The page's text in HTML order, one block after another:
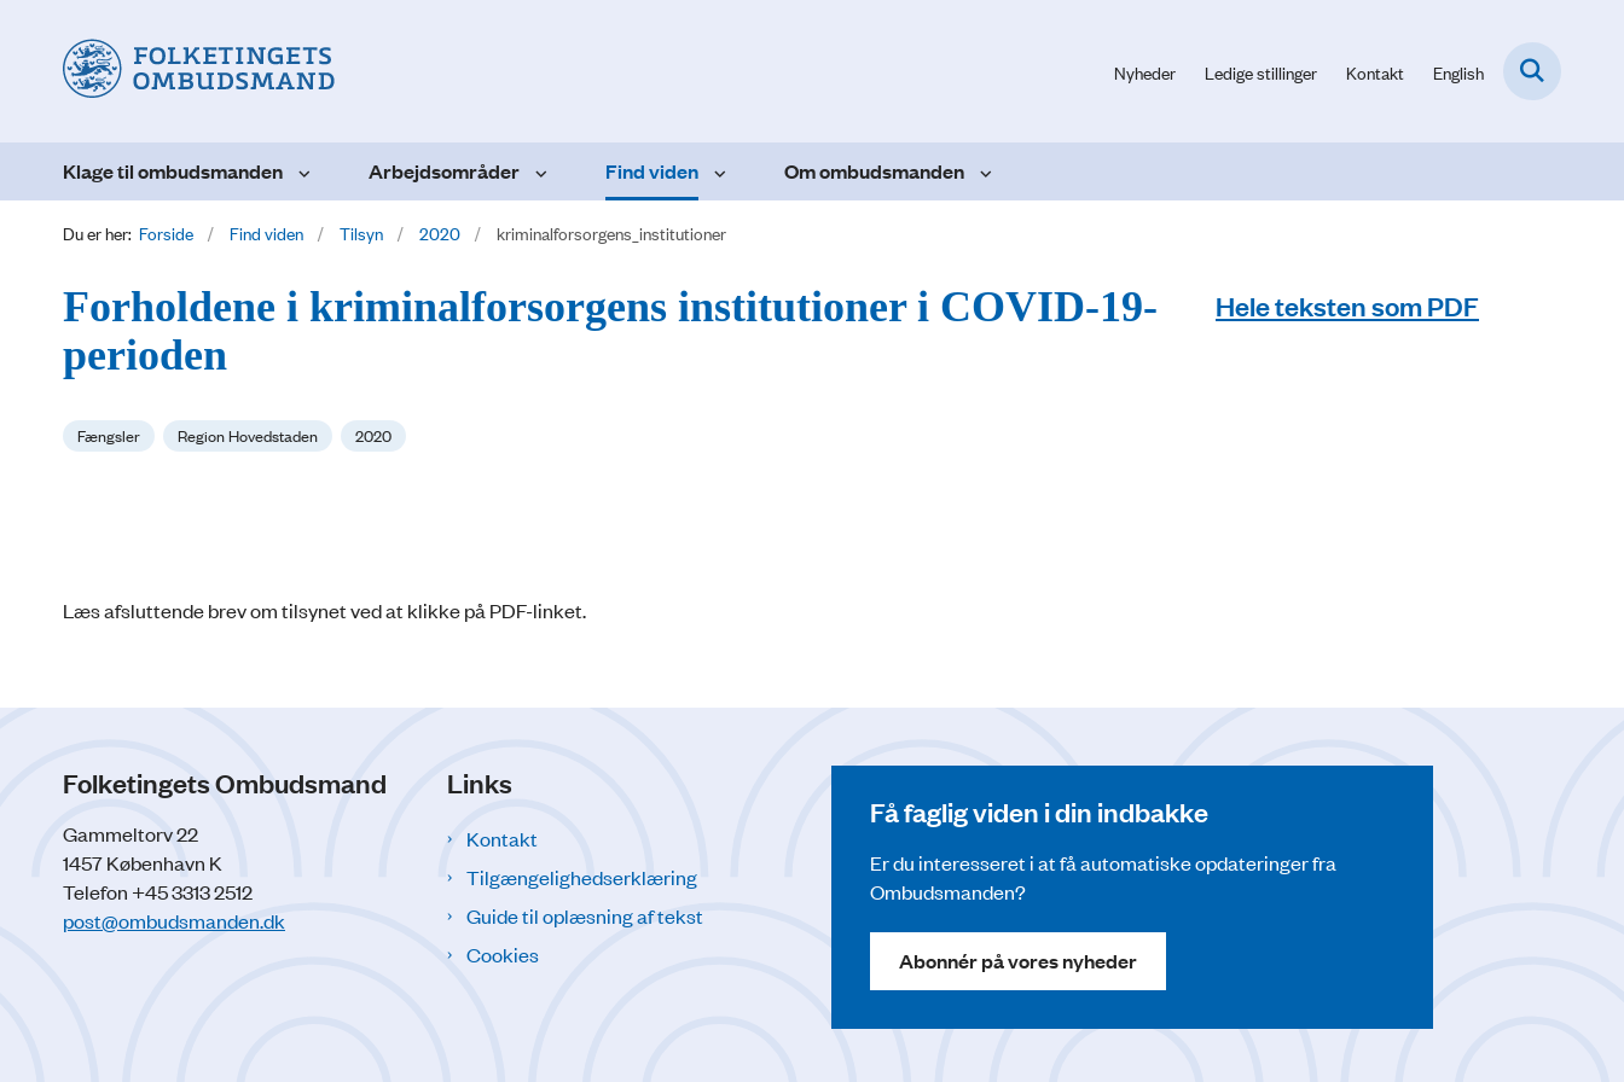
Nyheder Ledige stillinger Kontakt English
Klage til ombudsmanden Arbejdsområder Find viden Om ombudsmanden
Du er her: Forside Find viden Tilsyn 2020 kriminalforsorgens_institutioner
Forholdene i kriminalforsorgens institutioner i COVID-19-
perioden
Fængsler Region Hovedstaden 2020
Læs afsluttende brev om tilsynet ved at klikke på PDF-linket.
Hele teksten som PDF
Folketingets Ombudsmand
Gammeltorv 22
1457 København K
Telefon +45 3313 2512
post@ombudsmanden.dk
Links
Kontakt
Tilgængelighedserklæring
Guide til oplæsning af tekst
Cookies
Få faglig viden i din indbakke
Er du interesseret i at få automatiske opdateringer fra
Ombudsmanden?
Abonnér på vores nyheder